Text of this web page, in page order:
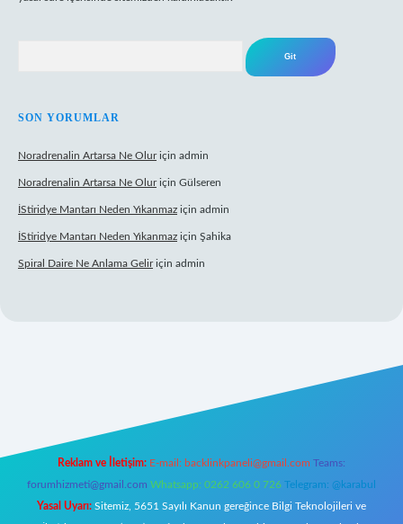
SON YORUMLAR
Noradrenalin Artarsa Ne Oluriçin admin
Noradrenalin Artarsa Ne Oluriçin Gülseren
İStiridye Mantarı Neden Yıkanmaz için admin
İStiridye Mantarı Neden Yıkanmaz için Şahika
Spiral Daire Ne Anlama Geliriçin admin
Reklam ve İletişim: E-mail: backlinkpaneli@gmail.com Teams:
forumhizmeti@gmail.com Whatsapp: 0262 606 0 726 Telegram: @karabul
Yasal Uyarı: Sitemiz, 5651 Sayılı Kanun gereğince Bilgi Teknolojileri ve